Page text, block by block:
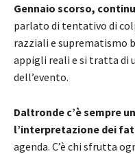
Gennaio scorso,
parlato di tentativo di
razziali e suprematismo
appigli reali e si tratta
dell’evento.
Daltronde c’è sempre
l’interpretazione dei
agenda. C’è chi sfrutta